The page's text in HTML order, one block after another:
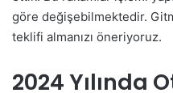
göre değişebilmektedir.
teklifi almanızı öneriyoruz.
2024 Yılında